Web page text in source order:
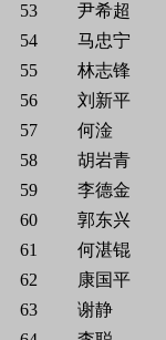
53
尹希超
54
马忠宁
55
林志锋
56
刘新平
57
何淦
58
胡岩青
59
李德金
60
郭东兴
61
何湛锟
62
康国平
63
谢静